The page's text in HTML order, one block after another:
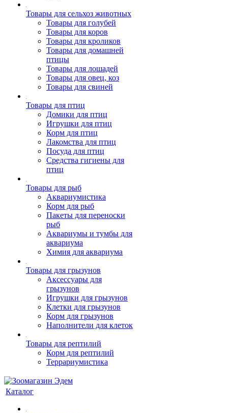
Товары для сельхоз животных
Товары для голубей
Товары для коров
Товары для кроликов
Товары для домашней
птицы
Товары для лошадей
Товары для овец, коз
Товары для свиней
Товары для птиц
Домики для птиц
Игрушки для птиц
Корм для птиц
Лакомства для птиц
Посуда для птиц
Средства гигиены для
птиц
Товары для рыб
Аквариумистика
Корм для рыб
Пакеты для переноски
рыб
Аквариумы и тумбы для
аквариума
Химия для аквариума
Товары для грызунов
Аксессуары для
грызунов
Игрушки для грызунов
Клетки для грызунов
Корм для грызунов
Наполнители для клеток
Товары для рептилий
Корм для рептилий
Террариумистика
Каталог